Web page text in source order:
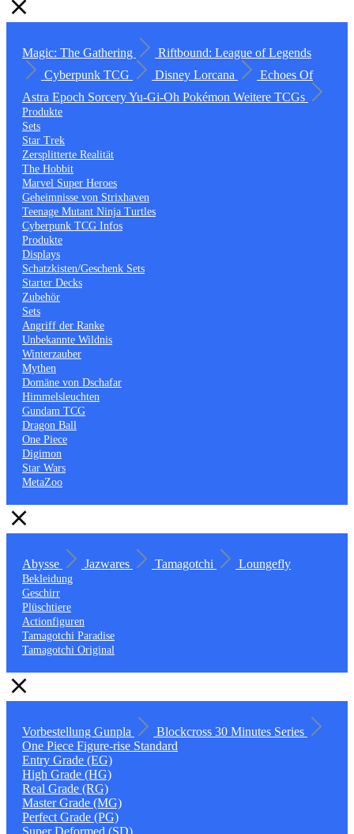
Magic: The Gathering
Riftbound: League of Legends
Cyberpunk TCG
Disney Lorcana
Echoes Of
Astra Epoch SorceryYu-Gi-Oh Pokémon Weitere TCGs
Produkte
Sets
Star Trek
Zersplitterte Realität
The Hobbit
Marvel Super Heroes
Geheimnisse von Strixhaven
Teenage Mutant Ninja Turtles
Cyberpunk TCG Infos
Produkte
Displays
Schatzkisten/Geschenk Sets
Starter Decks
Zubehör
Sets
Angriff der Ranke
Unbekannte Wildnis
Winterzauber
Mythen
Domäne von Dschafar
Himmelsleuchten
Gundam TCG
Dragon Ball
One Piece
Digimon
Star Wars
MetaZoo
Abysse Jazwares Tamagotchi Loungefly
Bekleidung
Geschirr
Plüschtiere
Actionfiguren
Tamagotchi Paradise
Tamagotchi Original
Vorbestellung Gunpla Blockcross 30 Minutes Series
One Piece Figure-rise Standard
Entry Grade (EG)
High Grade (HG)
Real Grade (RG)
Master Grade (MG)
Perfect Grade (PG)
Super Deformed (SD)